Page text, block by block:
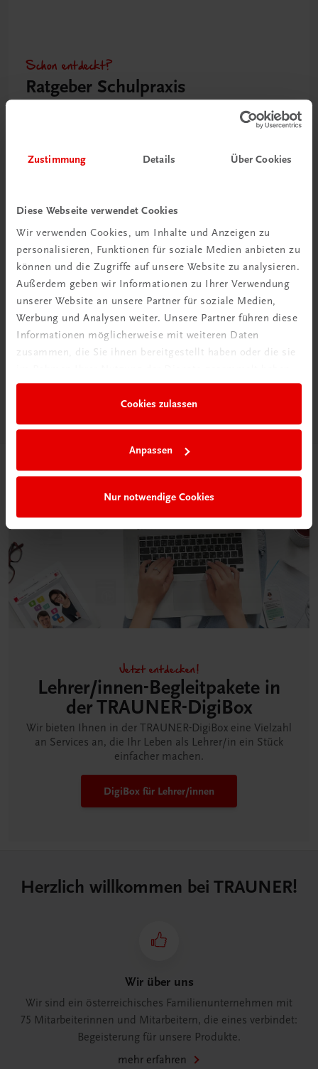
Zustimmung Details Über Cookies
Diese Webseite verwendet Cookies
Wir verwenden Cookies, um Inhalte und Anzeigen zu
personalisieren, Funktionen für soziale Medien anbieten zu
können und die Zugriffe auf unsere Website zu analysieren.
Außerdem geben wir Informationen zu Ihrer Verwendung
unserer Website an unsere Partner für soziale Medien,
Werbung und Analysen weiter. Unsere Partner führen diese
Informationen möglicherweise mit weiteren Daten
zusammen, die Sie ihnen bereitgestellt haben oder die sie
Cookies zulassen
Anpassen
Nur notwendige Cookies
Schon entdeckt?
Ratgeber Schulpraxis
Neu in der DigiBox
Das „Digitale
Klassenzimmer“
Jetzt entdecken!
Lehrer/innen-Begleitpakete in
der TRAUNER-DigiBox
Wir bieten Ihnen in der TRAUNER-DigiBox eine Vielzahl
an Services an, die Ihr Leben als Lehrer/in ein Stück
einfacher machen.
DigiBox für Lehrer/innen
Herzlich willkommen bei TRAUNER!
Wir über uns
Wir sind ein österreichisches Familienunternehmen mit
75 Mitarbeiterinnen und Mitarbeitern, die eines verbindet:
Begeisterung für unsere Produkte.
mehr erfahren